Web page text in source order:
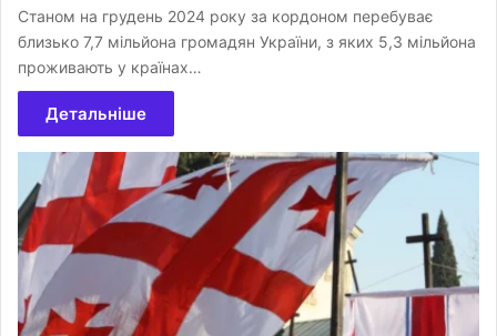
Станом на грудень 2024 року за кордоном перебуває
близько 7,7 мільйона громадян України, з яких 5,3 мільйона
проживають у країнах…
Детальніше